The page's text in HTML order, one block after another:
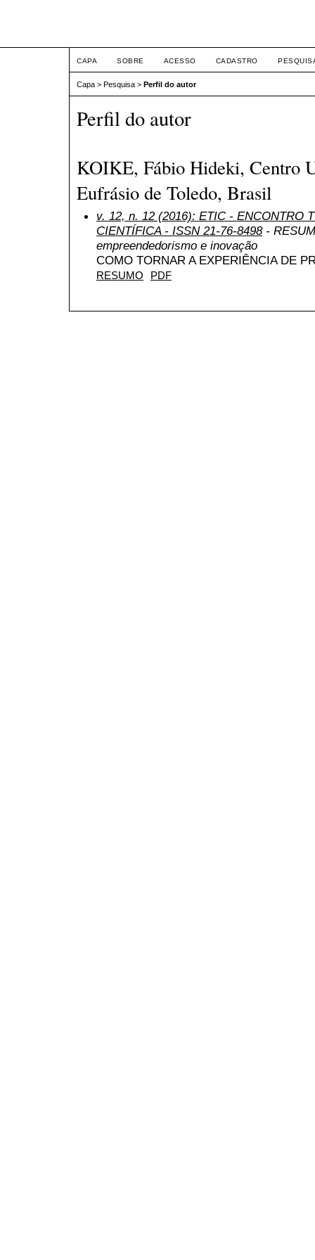
CAPA SOBRE ACESSO CADASTRO
Capa > Pesquisa > Perfil do autor
Perfil do autor
KOIKE, Fábio Hideki, Centro
Eufrásio de Toledo, Brasil
v. 12, n. 12 (2016): ETIC - ENCONTRO
CIENTÍFICA - ISSN 21-76-8498-
empreendedorismo e inovação
COMO TORNAR A EXPERIÊNCIA DE
RESUMO PDF